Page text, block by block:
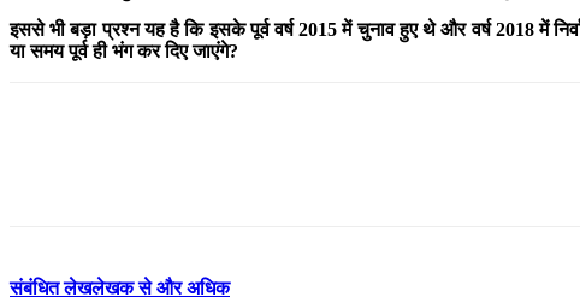
इससे भी बड़ा प्रश्न यह है कि इसके पूर्व वर्ष 2015 में चुनाव हुए थे और वर्ष 2018 में
या समय पूर्व ही भंग कर दिए जाएंगे?
संबंधित लेखलेखक से और अधिक